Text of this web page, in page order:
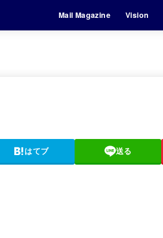
Mail Magazine Vision
はてブ 送る